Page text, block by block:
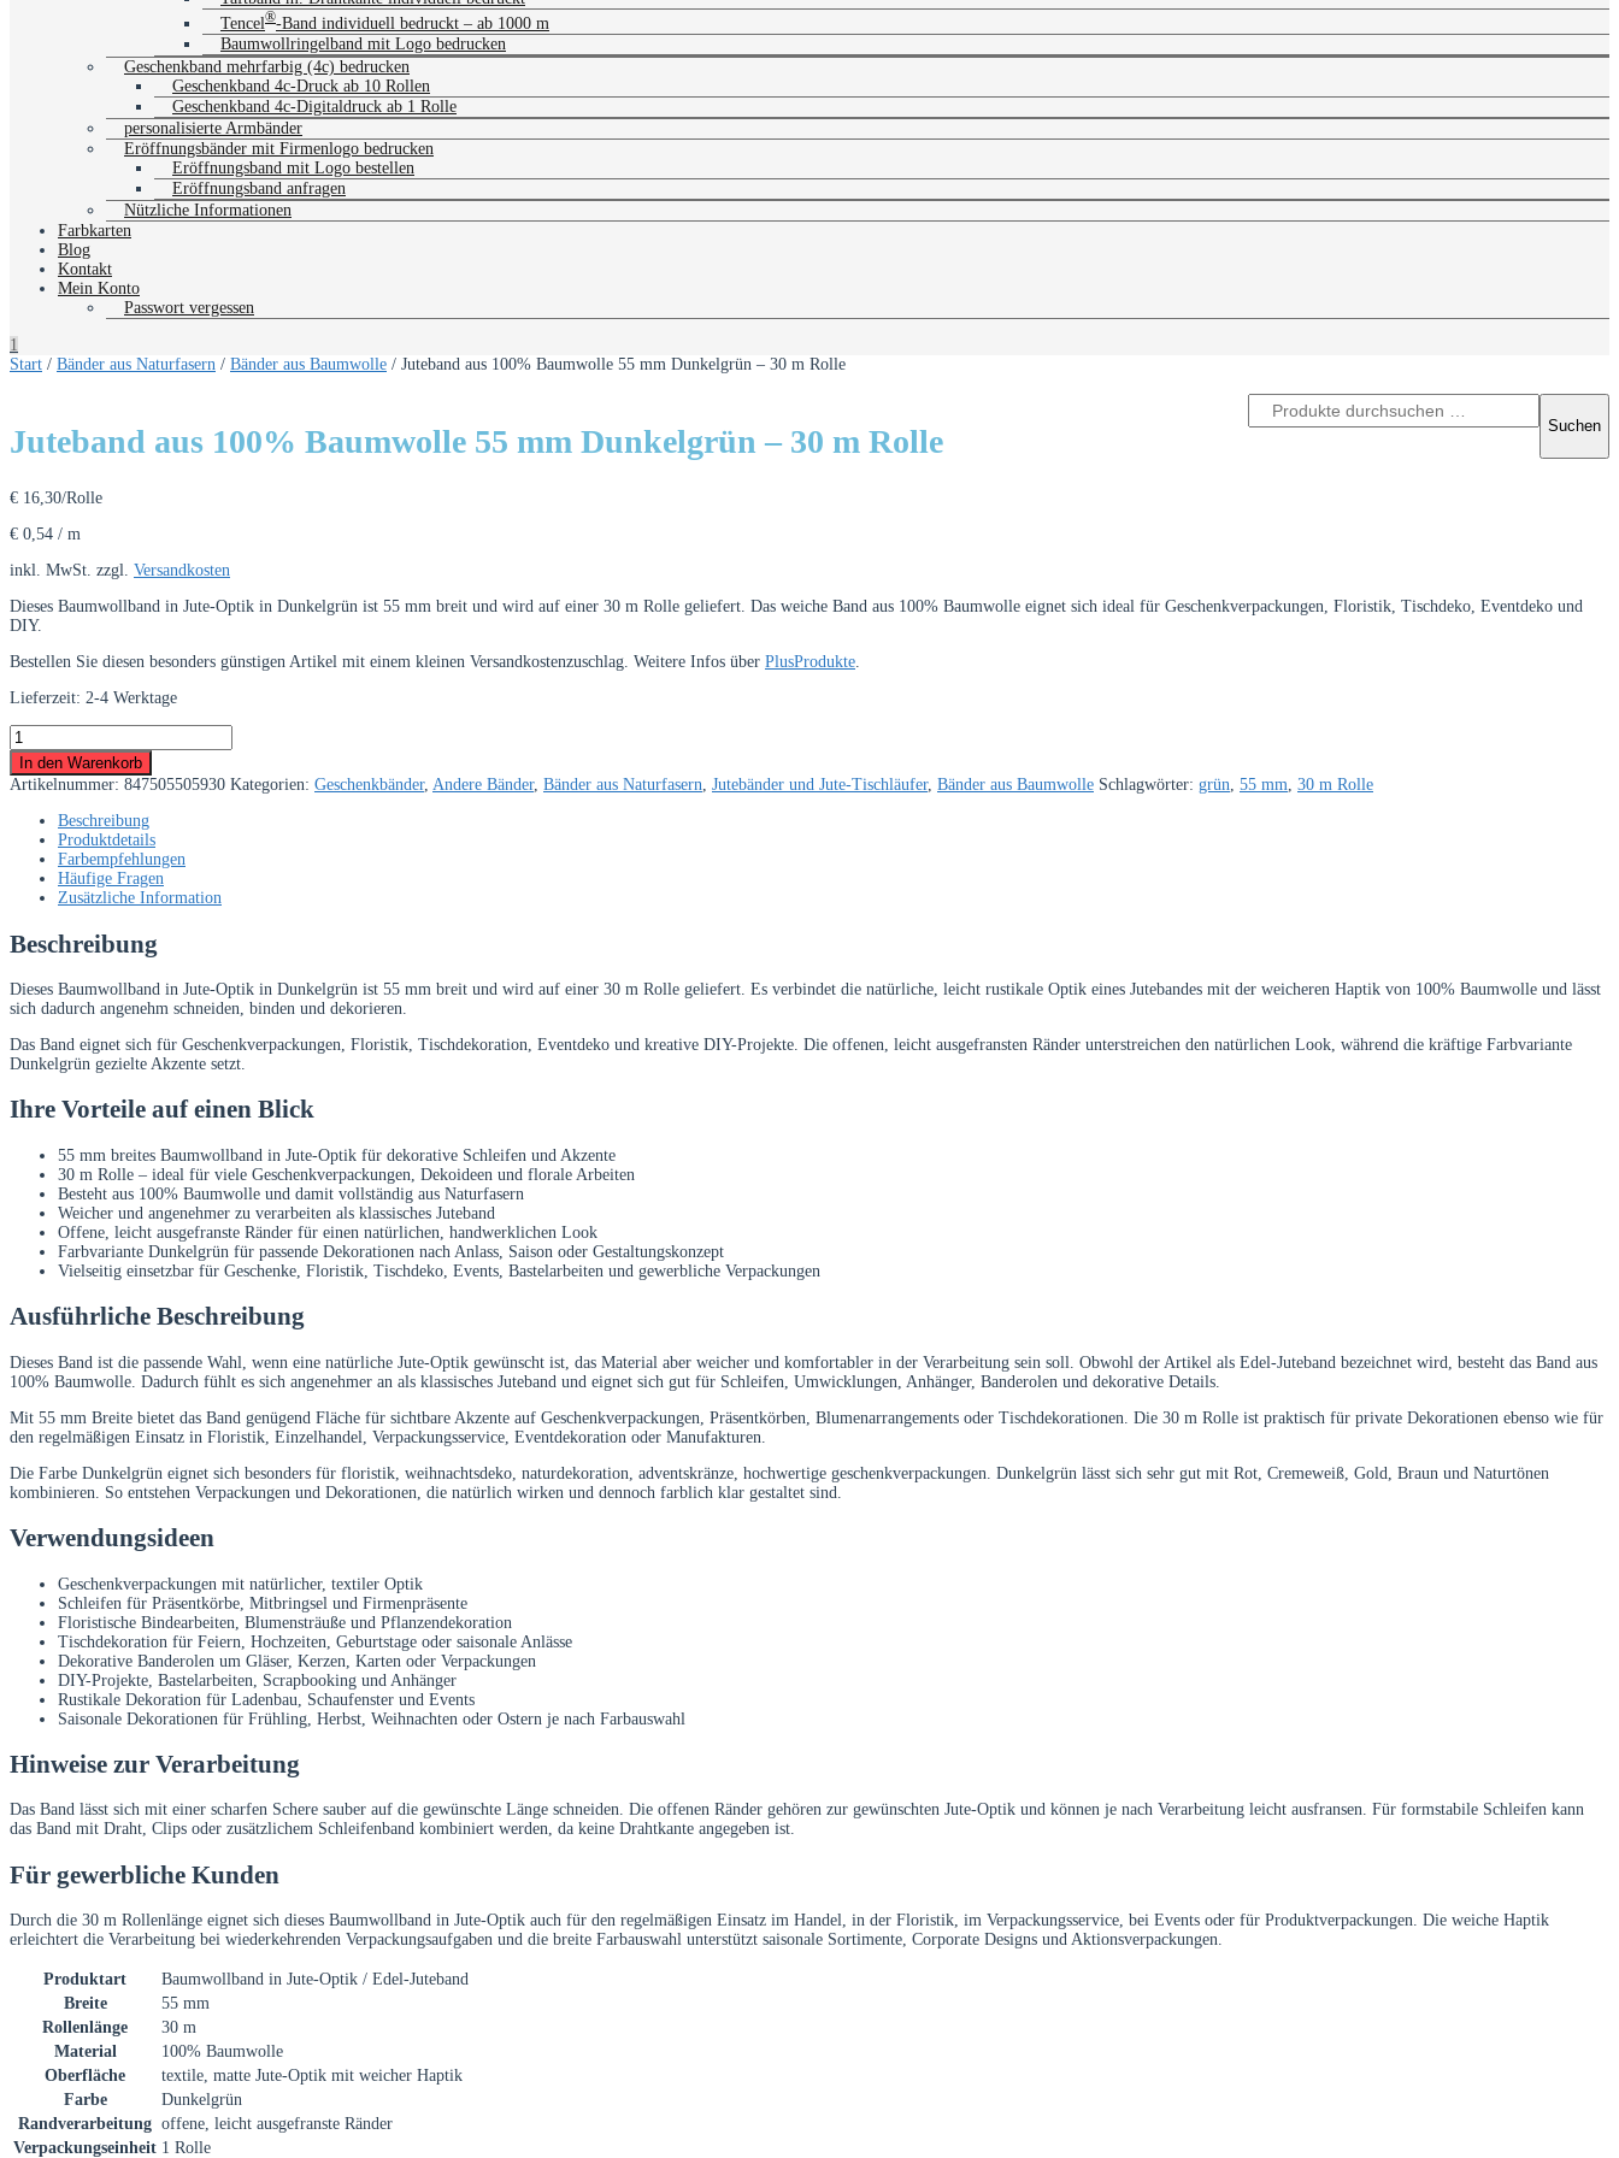
Tencel®-Band individuell bedruckt – ab 1000 m
Baumwollringelband mit Logo bedrucken
Geschenkband mehrfarbig (4c) bedrucken
Geschenkband 4c-Druck ab 10 Rollen
Geschenkband 4c-Digitaldruck ab 1 Rolle
personalisierte Armbänder
Eröffnungsbänder mit Firmenlogo bedrucken
Eröffnungsband mit Logo bestellen
Eröffnungsband anfragen
Nützliche Informationen
Farbkarten
Blog
Kontakt
Mein Konto
Passwort vergessen
1
Start / Bänder aus Naturfasern / Bänder aus Baumwolle / Juteband aus 100% Baumwolle 55 mm Dunkelgrün – 30 m Rolle
Juteband aus 100% Baumwolle 55 mm Dunkelgrün – 30 m Rolle
€ 16,30/Rolle
€ 0,54 / m
inkl. MwSt. zzgl. Versandkosten
Dieses Baumwollband in Jute-Optik in Dunkelgrün ist 55 mm breit und wird auf einer 30 m Rolle geliefert. Das weiche Band aus 100% Baumwolle eignet sich ideal für Geschenkverpackungen, Floristik, Tischdeko, Eventdeko und
DIY.
Bestellen Sie diesen besonders günstigen Artikel mit einem kleinen Versandkostenzuschlag. Weitere Infos über PlusProdukte.
Lieferzeit: 2-4 Werktage
Juteband
aus
100%
Baumwolle
Dunkelgrün
Menge
In den Warenkorb
Artikelnummer: 847505505930 Kategorien: Geschenkbänder, Andere Bänder, Bänder aus Naturfasern, Jutebänder und Jute-Tischläufer, Bänder aus Baumwolle Schlagwörter: grün, 55 mm, 30 m Rolle
Beschreibung
Produktdetails
Farbempfehlungen
Häufige Fragen
Zusätzliche Information
Beschreibung
Dieses Baumwollband in Jute-Optik in Dunkelgrün ist 55 mm breit und wird auf einer 30 m Rolle geliefert. Es verbindet die natürliche, leicht rustikale Optik eines Jutebandes mit der weicheren Haptik von 100% Baumwolle und lässt
sich dadurch angenehm schneiden, binden und dekorieren.
Das Band eignet sich für Geschenkverpackungen, Floristik, Tischdekoration, Eventdeko und kreative DIY-Projekte. Die offenen, leicht ausgefransten Ränder unterstreichen den natürlichen Look, während die kräftige Farbvariante
Dunkelgrün gezielte Akzente setzt.
Ihre Vorteile auf einen Blick
55 mm breites Baumwollband in Jute-Optik für dekorative Schleifen und Akzente
30 m Rolle – ideal für viele Geschenkverpackungen, Dekoideen und florale Arbeiten
Besteht aus 100% Baumwolle und damit vollständig aus Naturfasern
Weicher und angenehmer zu verarbeiten als klassisches Juteband
Offene, leicht ausgefranste Ränder für einen natürlichen, handwerklichen Look
Farbvariante Dunkelgrün für passende Dekorationen nach Anlass, Saison oder Gestaltungskonzept
Vielseitig einsetzbar für Geschenke, Floristik, Tischdeko, Events, Bastelarbeiten und gewerbliche Verpackungen
Ausführliche Beschreibung
Dieses Band ist die passende Wahl, wenn eine natürliche Jute-Optik gewünscht ist, das Material aber weicher und komfortabler in der Verarbeitung sein soll. Obwohl der Artikel als Edel-Juteband bezeichnet wird, besteht das Band aus
100% Baumwolle. Dadurch fühlt es sich angenehmer an als klassisches Juteband und eignet sich gut für Schleifen, Umwicklungen, Anhänger, Banderolen und dekorative Details.
Mit 55 mm Breite bietet das Band genügend Fläche für sichtbare Akzente auf Geschenkverpackungen, Präsentkörben, Blumenarrangements oder Tischdekorationen. Die 30 m Rolle ist praktisch für private Dekorationen ebenso wie für
den regelmäßigen Einsatz in Floristik, Einzelhandel, Verpackungsservice, Eventdekoration oder Manufakturen.
Die Farbe Dunkelgrün eignet sich besonders für floristik, weihnachtsdeko, naturdekoration, adventskränze, hochwertige geschenkverpackungen. Dunkelgrün lässt sich sehr gut mit Rot, Cremeweiß, Gold, Braun und Naturtönen
kombinieren. So entstehen Verpackungen und Dekorationen, die natürlich wirken und dennoch farblich klar gestaltet sind.
Verwendungsideen
Geschenkverpackungen mit natürlicher, textiler Optik
Schleifen für Präsentkörbe, Mitbringsel und Firmenpräsente
Floristische Bindearbeiten, Blumensträuße und Pflanzendekoration
Tischdekoration für Feiern, Hochzeiten, Geburtstage oder saisonale Anlässe
Dekorative Banderolen um Gläser, Kerzen, Karten oder Verpackungen
DIY-Projekte, Bastelarbeiten, Scrapbooking und Anhänger
Rustikale Dekoration für Ladenbau, Schaufenster und Events
Saisonale Dekorationen für Frühling, Herbst, Weihnachten oder Ostern je nach Farbauswahl
Hinweise zur Verarbeitung
Das Band lässt sich mit einer scharfen Schere sauber auf die gewünschte Länge schneiden. Die offenen Ränder gehören zur gewünschten Jute-Optik und können je nach Verarbeitung leicht ausfransen. Für formstabile Schleifen kann
das Band mit Draht, Clips oder zusätzlichem Schleifenband kombiniert werden, da keine Drahtkante angegeben ist.
Für gewerbliche Kunden
Durch die 30 m Rollenlänge eignet sich dieses Baumwollband in Jute-Optik auch für den regelmäßigen Einsatz im Handel, in der Floristik, im Verpackungsservice, bei Events oder für Produktverpackungen. Die weiche Haptik
erleichtert die Verarbeitung bei wiederkehrenden Verpackungsaufgaben und die breite Farbauswahl unterstützt saisonale Sortimente, Corporate Designs und Aktionsverpackungen.
Produktart
Baumwollband in Jute-Optik / Edel-Juteband
Breite
55 mm
Rollenlänge
30 m
Material
100% Baumwolle
Oberfläche
textile, matte Jute-Optik mit weicher Haptik
Farbe
Dunkelgrün
Randverarbeitung offene, leicht ausgefranste Ränder
Verpackungseinheit 1 Rolle